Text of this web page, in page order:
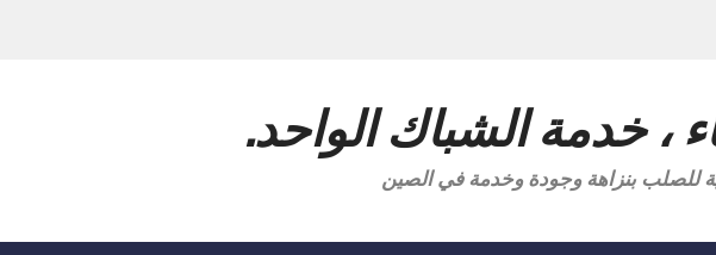
، خدمة الشباك الواحد.
للصلب بنزاهة وجودة وخدمة في الصين